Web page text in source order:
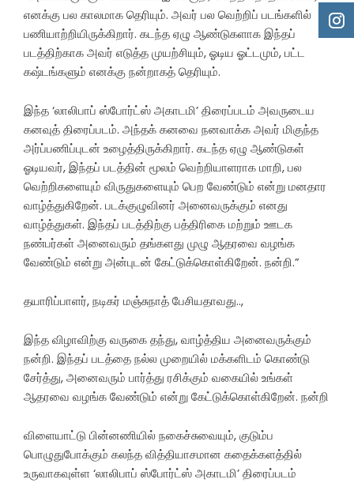
எனக்கு பல காலமாக தெரியும். அவர் பல வெற்றிப் படங்களில்
பணியாற்றியிருக்கிறார். கடந்த ஏழு ஆண்டுகளாக இந்தப்
படத்திற்காக அவர் எடுத்த முயற்சியும், ஓடிய ஓட்டமும், பட்ட
கஷ்டங்களும் எனக்கு நன்றாகத் தெரியும்.
இந்த ‘லாலிபாப் ஸ்போர்ட்ஸ் அகாடமி’ திரைப்படம் அவருடைய
கனவுத் திரைப்படம். அந்தக் கனவை நனவாக்க அவர் மிகுந்த
அர்ப்பணிப்புடன் உழைத்திருக்கிறார். கடந்த ஏழு ஆண்டுகள்
ஓடியவர், இந்தப் படத்தின் மூலம் வெற்றியாளராக மாறி, பல
வெற்றிகளையும் விருதுகளையும் பெற வேண்டும் என்று மனதார
வாழ்த்துகிறேன். படக்குழுவினர் அனைவருக்கும் எனது
வாழ்த்துகள். இந்தப் படத்திற்கு பத்திரிகை மற்றும் ஊடக
நண்பர்கள் அனைவரும் தங்களது முழு ஆதரவை வழங்க
வேண்டும் என்று அன்புடன் கேட்டுக்கொள்கிறேன். நன்றி.”
தயாரிப்பாளர், நடிகர் மஞ்சுநாத் பேசியதாவது..,
இந்த விழாவிற்கு வருகை தந்து, வாழ்த்திய அனைவருக்கும்
நன்றி. இந்தப் படத்தை நல்ல முறையில் மக்களிடம் கொண்டு
சேர்த்து, அனைவரும் பார்த்து ரசிக்கும் வகையில் உங்கள்
ஆதரவை வழங்க வேண்டும் என்று கேட்டுக்கொள்கிறேன். நன்றி
விளையாட்டு பின்னணியில் நகைச்சுவையும், குடும்ப
பொழுதுபோக்கும் கலந்த வித்தியாசமான கதைக்களத்தில்
உருவாகவுள்ள ‘லாலிபாப் ஸ்போர்ட்ஸ் அகாடமி’ திரைப்படம்